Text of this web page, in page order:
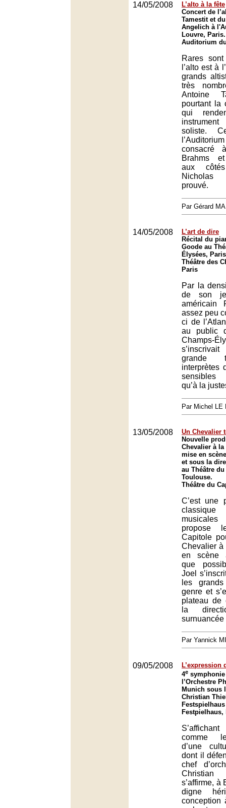
14/05/2008
L’alto à la fête
Concert de
Tamestit et
Angelich à
Louvre, Paris.
Auditorium
Rares
l’alto est à
grands
très
Antoine
pourtant la
qui
soliste.
consacré
Brahms
aux
Nicholas
prouvé.
Par Gérard
14/05/2008
L’art de dire
Récital du
Goode au
Élysées,
Théâtre des
Paris
Par la
de son
américain
assez peu
ci de
au public
Champs-
grande
interprètes
sensibles
qu’à la
Par Michel LE
13/05/2008
Un Chevalier
Nouvelle
Chevalier à
mise en
et sous la
au Théâtre
Toulouse.
Théâtre du
C’est une
musicales
propose
Capitole
Chevalier à
en scène
que
Joel
les
genre et
plateau de
la
surnuancée
Par Yannick
09/05/2008
L’expression
4e
l’Orchestre
Munich sous
Christian
Festpielhaus,
comme
d’une
dont il
chef
s’affirme, à
digne
conception